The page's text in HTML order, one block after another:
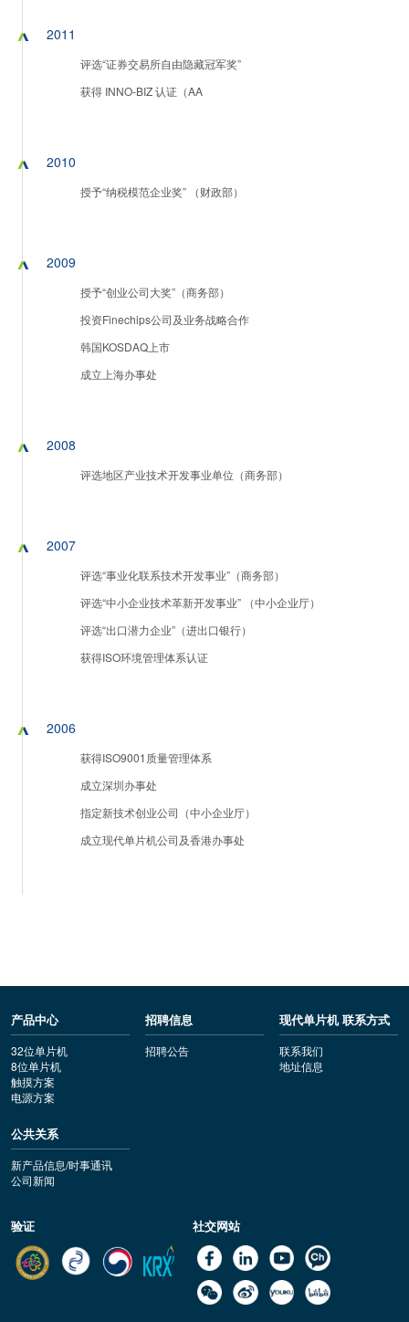
2011
评选“证券交易所自由隐藏冠军奖”
获得 INNO-BIZ 认证（AA
2010
授予“纳税模范企业奖” （财政部）
2009
授予“创业公司大奖”（商务部）
投资Finechips公司及业务战略合作
韩国KOSDAQ上市
成立上海办事处
2008
评选地区产业技术开发事业单位（商务部）
2007
评选“事业化联系技术开发事业”（商务部）
评选“中小企业技术革新开发事业” （中小企业厅）
评选“出口潜力企业”（进出口银行）
获得ISO环境管理体系认证
2006
获得ISO9001质量管理体系
成立深圳办事处
指定新技术创业公司（中小企业厅）
成立现代单片机公司及香港办事处
产品中心
32位单片机
8位单片机
触摸方案
电源方案
招聘信息
招聘公告
现代单片机 联系方式
联系我们
地址信息
公共关系
新产品信息/时事通讯
公司新闻
验证 社交网站